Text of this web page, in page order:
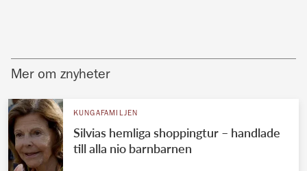
Mer om znyheter
KUNGAFAMILJEN
Silvias hemliga shoppingtur – handlade
till alla nio barnbarnen